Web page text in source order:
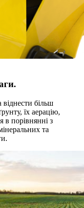
більш
їх аерацію,
в порівнянні з
та